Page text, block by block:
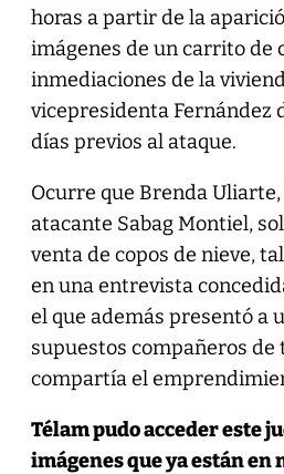
horas a partir de la
imágenes de un carrito de
inmediaciones de la
vicepresidenta Fernández
días previos al ataque.
Ocurre que Brenda
atacante Sabag Montiel,
venta de copos de nieve,
en una entrevista
el que además presentó a
supuestos compañeros de
compartía el
Télam pudo acceder este
imágenes que ya están en